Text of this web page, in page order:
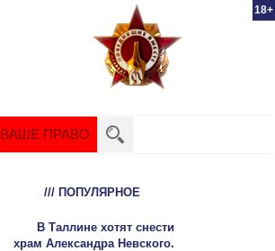
18+
ВАШЕ ПРАВО
/// ПОПУЛЯРНОЕ
В Таллине хотят снести
храм Александра Невского.